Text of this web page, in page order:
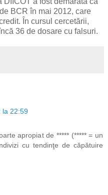
BCR în mai 2012, care
În cursul cercetării,
36 de dosare cu falsuri.
la 22:59
apropiat de ***** (***** = un
cu tendinţe de căpătuire